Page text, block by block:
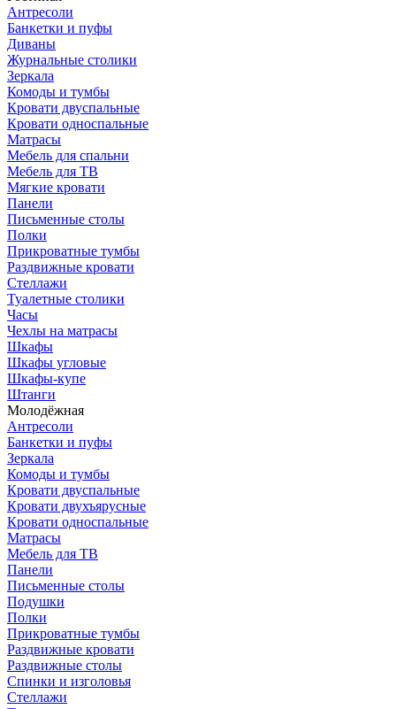
Антресоли
Банкетки и пуфы
Диваны
Журнальные столики
Зеркала
Комоды и тумбы
Кровати двуспальные
Кровати односпальные
Матрасы
Мебель для спальни
Мебель для ТВ
Мягкие кровати
Панели
Письменные столы
Полки
Прикроватные тумбы
Раздвижные кровати
Стеллажи
Туалетные столики
Часы
Чехлы на матрасы
Шкафы
Шкафы угловые
Шкафы-купе
Штанги
Молодёжная
Антресоли
Банкетки и пуфы
Зеркала
Комоды и тумбы
Кровати двуспальные
Кровати двухъярусные
Кровати односпальные
Матрасы
Мебель для ТВ
Панели
Письменные столы
Подушки
Полки
Прикроватные тумбы
Раздвижные кровати
Раздвижные столы
Спинки и изголовья
Стеллажи